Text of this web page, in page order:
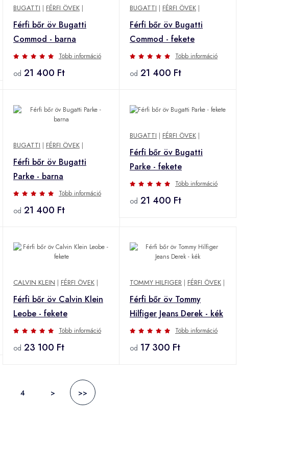
BUGATTI | FÉRFI ÖVEK |
Férfi bőr öv Bugatti
Commod - barna
Több információ
od 21 400 Ft
BUGATTI | FÉRFI ÖVEK |
Férfi bőr öv Bugatti
Commod - fekete
Több információ
od 21 400 Ft
BUGATTI | FÉRFI ÖVEK |
Férfi bőr öv Bugatti
Parke - barna
Több információ
od 21 400 Ft
BUGATTI | FÉRFI ÖVEK |
Férfi bőr öv Bugatti
Parke - fekete
Több információ
od 21 400 Ft
CALVIN KLEIN | FÉRFI ÖVEK |
Férfi bőr öv Calvin Klein
Leobe - fekete
Több információ
od 23 100 Ft
TOMMY HILFIGER | FÉRFI ÖVEK |
Férfi bőr öv Tommy
Hilfiger Jeans Derek - kék
Több információ
od 17 300 Ft
4 > >>